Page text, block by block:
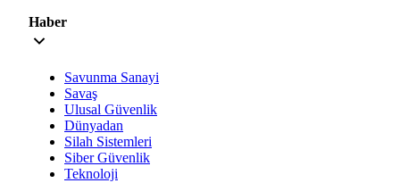
Haber
Savunma Sanayi
Savaş
Ulusal Güvenlik
Dünyadan
Silah Sistemleri
Siber Güvenlik
Teknoloji